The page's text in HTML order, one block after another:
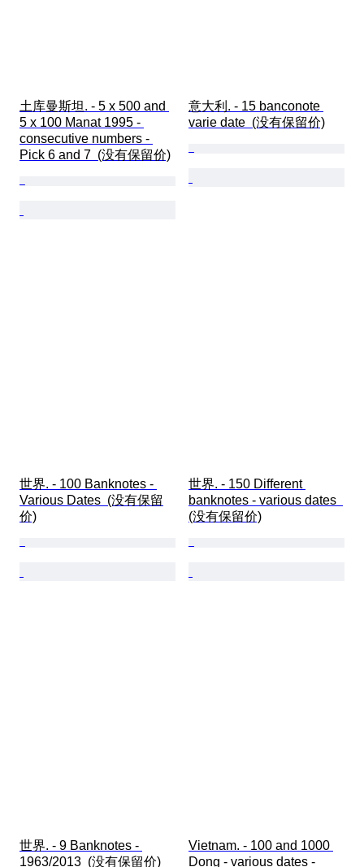
土库曼斯坦. - 5 x 500 and
5 x 100 Manat 1995 -
consecutive numbers -
Pick 6 and 7  (没有保留价)
意大利. - 15 banconote
varie date  (没有保留价)
世界. - 100 Banknotes -
Various Dates  (没有保留
价)
世界. - 150 Different
banknotes - various dates
(没有保留价)
世界. - 9 Banknotes -
1963/2013  (没有保留价)
Vietnam. - 100 and 1000
Dong - various dates -